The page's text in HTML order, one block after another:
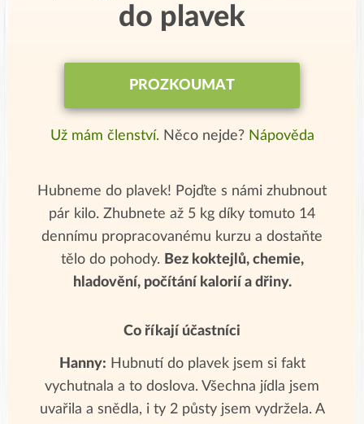
do plavek
PROZKOUMAT
Už mám členství. Něco nejde? Nápověda
Hubneme do plavek! Pojďte s námi zhubnout
pár kilo. Zhubnete až 5 kg díky tomuto 14
dennímu propracovanému kurzu a dostaňte
tělo do pohody. Bez koktejlů, chemie,
hladovění, počítání kalorií a dřiny.
Co říkají účastníci
Hanny: Hubnutí do plavek jsem si fakt
vychutnala a to doslova. Všechna jídla jsem
uvařila a snědla, i ty 2 půsty jsem vydržela. A